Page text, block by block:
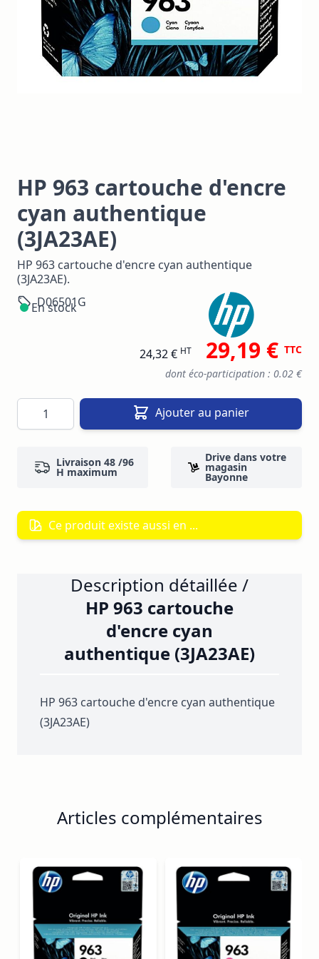
HP 963 cartouche d'encre
cyan authentique
(3JA23AE)
HP 963 cartouche d'encre cyan authentique
(3JA23AE).
D06501G
En stock
24,32 € HT 29,19 € TTC
dont éco-participation : 0.02 €
Quantité Ajouter au panier
Livraison 48 /96
H maximum
Drive dans votre
magasin
Bayonne
Ce produit existe aussi en ...
Description détaillée /
HP 963 cartouche
d'encre cyan
authentique (3JA23AE)
HP 963 cartouche d'encre cyan authentique
(3JA23AE)
Articles complémentaires
Navigating through the elements of the carousel is
Press to skip carousel
Press to go to carousel navigation